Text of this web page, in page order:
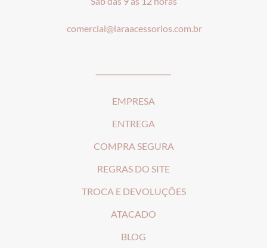
comercial@laraacessorios.com.br
EMPRESA
ENTREGA
COMPRA SEGURA
REGRAS DO SITE
TROCA E DEVOLUÇÕES
ATACADO
BLOG